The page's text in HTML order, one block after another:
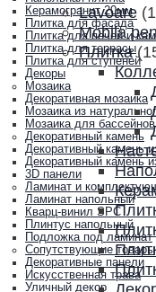
Керамогранит 20мм
Плитка для фасада
Плитка для печей и
Плитка для террасы
Плитка для ступеней
Декоры
Мозаика
Декоративная мозаика
Мозаика из
Мозаика для бассейнов
Декоративный камень
Декоративный камень
Декоративный камень
3D панели
Ламинат и
Ламинат напольный
Кварц-винил SPC
Плинтус напольный
Подложка под ламинат
Сопутствующие товары
Декоративные панели
Искусственная трава
Уличный декор
Lavoare
Mobila
Плитка